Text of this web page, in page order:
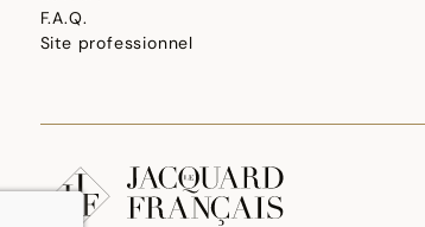
F.A.Q.
Site professionnel